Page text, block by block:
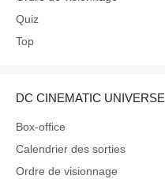
Quiz
Top
DC CINEMATIC UNIVERSE
Box-office
Calendrier des sorties
Ordre de visionnage